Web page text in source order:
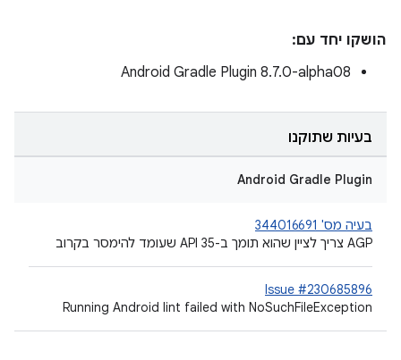
הושקו יחד עם:
Android Gradle Plugin 8.7.0-alpha08
בעיות שתוקנו
Android Gradle Plugin
בעיה מס' 344016691
AGP צריך לציין שהוא תומך ב-API 35 שעומד להימסר בקרוב
Issue #230685896
Running Android lint failed with NoSuchFileException